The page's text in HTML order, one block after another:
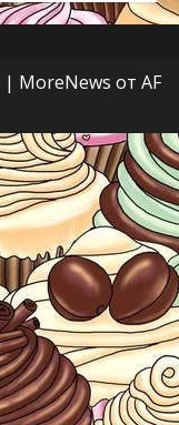
| MoreNews от AF